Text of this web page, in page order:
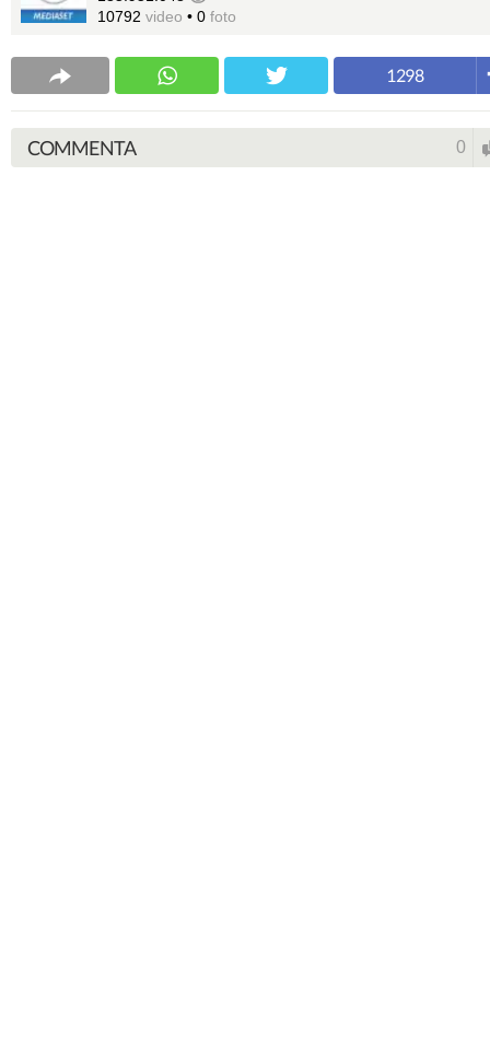
10792 video • 0 foto
1298
COMMENTA 0